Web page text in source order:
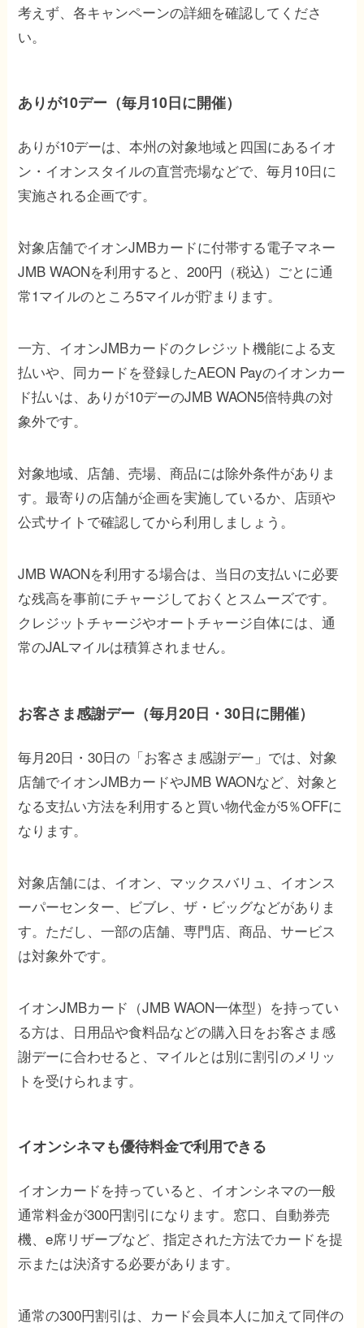
考えず、各キャンペーンの詳細を確認してくださ
い。
ありが10デー（毎月10日に開催）
ありが10デーは、本州の対象地域と四国にあるイオ
ン・イオンスタイルの直営売場などで、毎月10日に
実施される企画です。
対象店舗でイオンJMBカードに付帯する電子マネー
JMB WAONを利用すると、200円（税込）ごとに通
常1マイルのところ5マイルが貯まります。
一方、イオンJMBカードのクレジット機能による支
払いや、同カードを登録したAEON Payのイオンカー
ド払いは、ありが10デーのJMB WAON5倍特典の対
象外です。
対象地域、店舗、売場、商品には除外条件がありま
す。最寄りの店舗が企画を実施しているか、店頭や
公式サイトで確認してから利用しましょう。
JMB WAONを利用する場合は、当日の支払いに必要
な残高を事前にチャージしておくとスムーズです。
クレジットチャージやオートチャージ自体には、通
常のJALマイルは積算されません。
お客さま感謝デー（毎月20日・30日に開催）
毎月20日・30日の「お客さま感謝デー」では、対象
店舗でイオンJMBカードやJMB WAONなど、対象と
なる支払い方法を利用すると買い物代金が5％OFFに
なります。
対象店舗には、イオン、マックスバリュ、イオンス
ーパーセンター、ビブレ、ザ・ビッグなどがありま
す。ただし、一部の店舗、専門店、商品、サービス
は対象外です。
イオンJMBカード（JMB WAON一体型）を持ってい
る方は、日用品や食料品などの購入日をお客さま感
謝デーに合わせると、マイルとは別に割引のメリッ
トを受けられます。
イオンシネマも優待料金で利用できる
イオンカードを持っていると、イオンシネマの一般
通常料金が300円割引になります。窓口、自動券売
機、e席リザーブなど、指定された方法でカードを提
示または決済する必要があります。
通常の300円割引は、カード会員本人に加えて同伴の